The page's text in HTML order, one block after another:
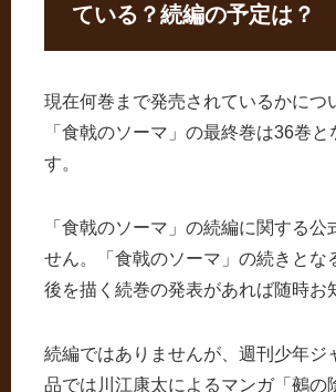
ている？続編の予定は？
現在何巻まで発売されているかにつ
「食戟のソーマ」の最終巻は36巻と
す。
「食戟のソーマ」の続編に関する公
せん。「食戟のソーマ」の続きとな
後を描く続巻の発表があれば随時お
続編ではありませんが、週刊少年ジ
品では川江康太によるマンガ「鵺の